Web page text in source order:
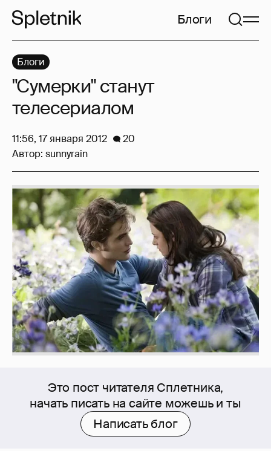
Блоги
Это пост читателя Сплетника,
начать писать на сайте можешь и ты
Написать блог
Блоги
"Сумерки" станут
телесериалом
11:56, 17 января 2012
20
Автор: sunnyrain